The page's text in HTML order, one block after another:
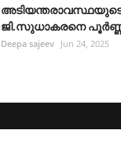
അടിയന്തരാവസ്ഥയുടെ
ജി.സുധാകരനെ
Deepa sajeev Jun 24, 2025